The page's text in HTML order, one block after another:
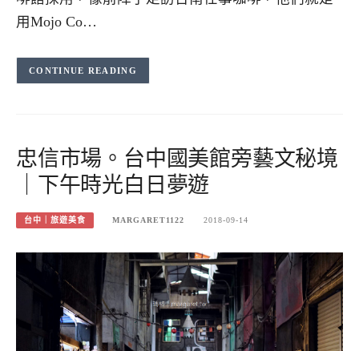
用Mojo Co…
CONTINUE READING
忠信市場。台中國美館旁藝文秘境
｜下午時光白日夢遊
台中｜旅遊美食 MARGARET1122 2018-09-14